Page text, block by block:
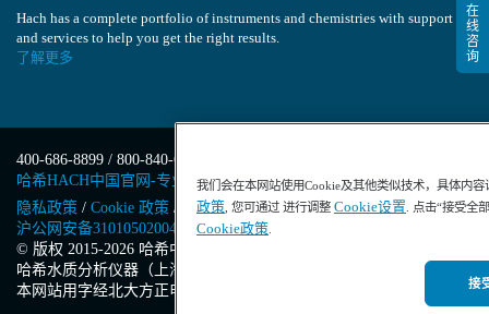
Hach has a complete portfolio of instruments and chemistries with support
and services to help you get the right results.
了解更多
400-686-8899 / 800-840-6026
哈希HACH中国官网-专业水质分析仪器
隐私政策 / Cookie 政策 / Cookie 设置/沪ICP备13034148号-4/
沪公网安备31010502004971号/沪(浦)应急管危经许[2023]201871
© 版权 2015-2026 哈希中国版权所有
哈希水质分析仪器（上海）有限公司
本网站用字经北大方正电子有限公司授权许可
我们会在本网站使用Cookie及其他类似技术，具体内
政策, 您可通过 进行调整 Cookie设置. 点击“接受全
Cookie政策.
接